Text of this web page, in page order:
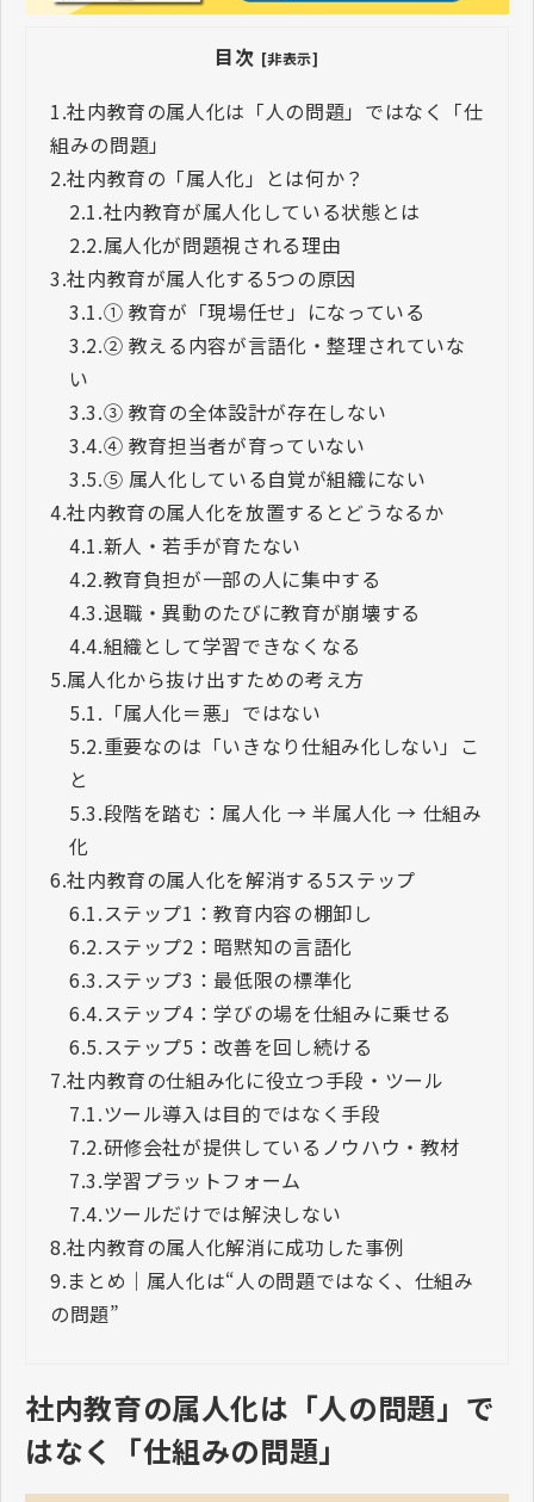
目次 [非表示]
1.社内教育の属人化は「人の問題」ではなく「仕
組みの問題」
2.社内教育の「属人化」とは何か？
2.1.社内教育が属人化している状態とは
2.2.属人化が問題視される理由
3.社内教育が属人化する5つの原因
3.1.① 教育が「現場任せ」になっている
3.2.② 教える内容が言語化・整理されていな
い
3.3.③ 教育の全体設計が存在しない
3.4.④ 教育担当者が育っていない
3.5.⑤ 属人化している自覚が組織にない
4.社内教育の属人化を放置するとどうなるか
4.1.新人・若手が育たない
4.2.教育負担が一部の人に集中する
4.3.退職・異動のたびに教育が崩壊する
4.4.組織として学習できなくなる
5.属人化から抜け出すための考え方
5.1. 「属人化＝悪」ではない
5.2.重要なのは「いきなり仕組み化しない」こ
と
5.3.段階を踏む：属人化 → 半属人化 → 仕組み
化
6.社内教育の属人化を解消する5ステップ
6.1.ステップ1：教育内容の棚卸し
6.2.ステップ2：暗黙知の言語化
6.3.ステップ3：最低限の標準化
6.4.ステップ4：学びの場を仕組みに乗せる
6.5.ステップ5：改善を回し続ける
7.社内教育の仕組み化に役立つ手段・ツール
7.1.ツール導入は目的ではなく手段
7.2.研修会社が提供しているノウハウ・教材
7.3.学習プラットフォーム
7.4.ツールだけでは解決しない
8.社内教育の属人化解消に成功した事例
9.まとめ｜属人化は“人の問題ではなく、仕組み
の問題”
社内教育の属人化は「人の問題」で
はなく「仕組みの問題」